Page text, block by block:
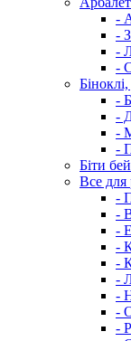
-
-
-
-
-
-
-
-
Біти
Все для
-
-
-
-
-
-
-
-
-